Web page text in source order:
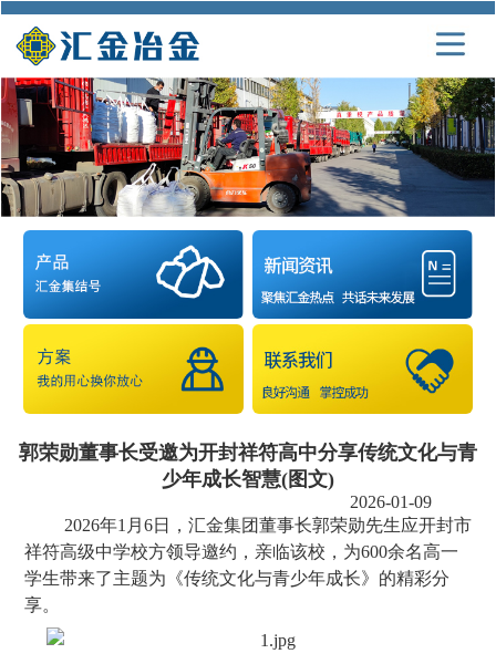
郭荣勋董事长受邀为开封祥符高中分享传统文化与青
少年成长智慧(图文)
2026-01-09
2026年1月6日，汇金集团董事长郭荣勋先生应开封市
祥符高级中学校方领导邀约，亲临该校，为600余名高一
学生带来了主题为《传统文化与青少年成长》的精彩分
享。